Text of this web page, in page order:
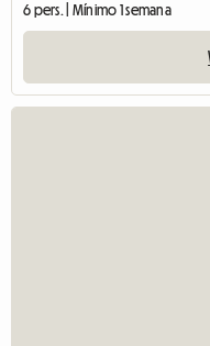
6 pers. | Mínimo 1 semana